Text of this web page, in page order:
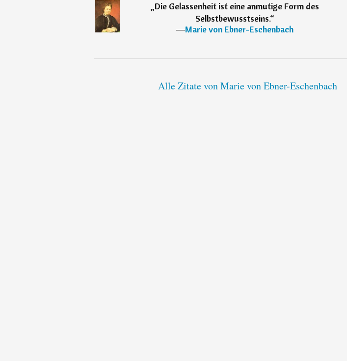
„Die Gelassenheit ist eine anmutige Form des
Selbstbewusstseins.“
―Marie von Ebner-Eschenbach
Alle Zitate von Marie von Ebner-Eschenbach